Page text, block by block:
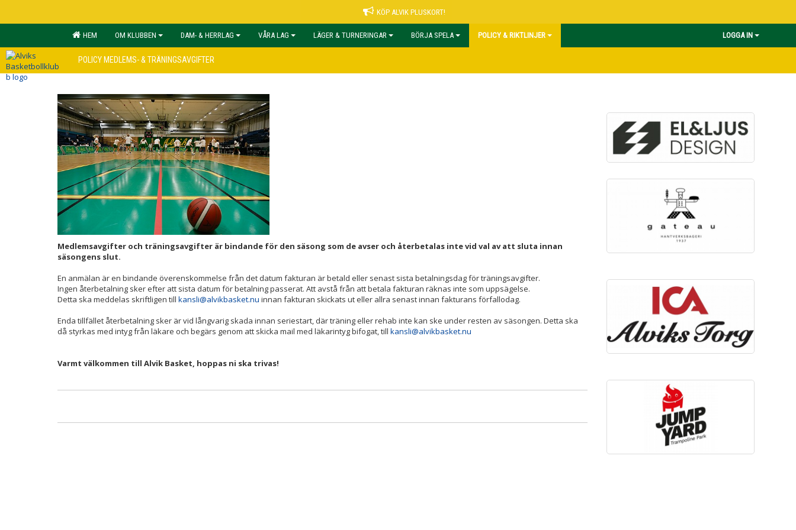
KÖP ALVIK PLUSKORT!
HEM OM KLUBBEN DAM- & HERRLAG VÅRA LAG LÄGER & TURNERINGAR BÖRJA SPELA POLICY & RIKTLINJER LOGGA IN
POLICY MEDLEMS- & TRÄNINGSAVGIFTER
Medlemsavgifter och träningsavgifter är bindande för den säsong som de avser och återbetalas inte vid val av att sluta innan
säsongens slut.
En anmälan är en bindande överenskommelse från det datum fakturan är betald eller senast sista betalningsdag för träningsavgifter.
Ingen återbetalning sker efter att sista datum för betalning passerat. Att avstå från att betala fakturan räknas inte som uppsägelse.
Detta ska meddelas skriftligen till kansli@alvikbasket.nu innan fakturan skickats ut eller allra senast innan fakturans förfallodag.
Enda tillfället återbetalning sker är vid långvarig skada innan seriestart, där träning eller rehab inte kan ske under resten av säsongen. Detta ska
då styrkas med intyg från läkare och begärs genom att skicka mail med läkarintyg bifogat, till kansli@alvikbasket.nu
Varmt välkommen till Alvik Basket, hoppas ni ska trivas!